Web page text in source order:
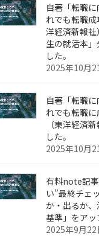
自著「転職
れでも転職
洋経済新報
生の就活本
した。
2025年10月
自著「転職
れでも転職に
（東洋経済
した。
2025年10月
有料note記
い”最終チェ
か・出るか
基準」をア
2025年9月22